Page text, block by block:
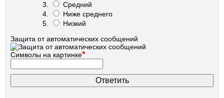
Средний
Ниже среднего
Низкий
Защита от автоматических сообщений
Символы на картинке*